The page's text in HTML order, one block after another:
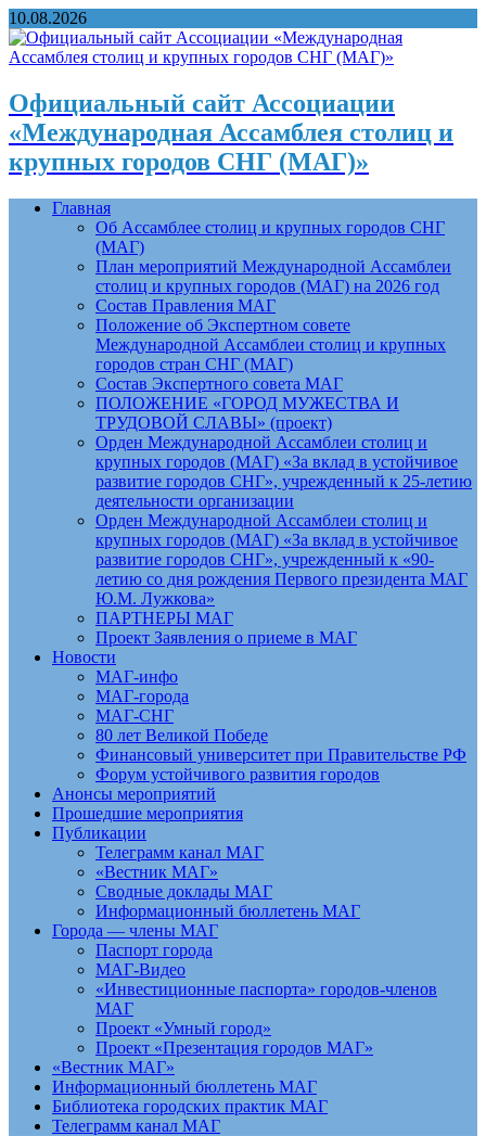
10.08.2026
Официальный сайт Ассоциации
«Международная Ассамблея столиц и
крупных городов СНГ (МАГ)»
Главная
Об Ассамблее столиц и крупных городов СНГ
(МАГ)
План мероприятий Международной Ассамблеи
столиц и крупных городов (МАГ) на 2026 год
Состав Правления МАГ
Положение об Экспертном совете
Международной Ассамблеи столиц и крупных
городов стран СНГ (МАГ)
Состав Экспертного совета МАГ
ПОЛОЖЕНИЕ «ГОРОД МУЖЕСТВА И
ТРУДОВОЙ СЛАВЫ» (проект)
Орден Международной Ассамблеи столиц и
крупных городов (МАГ) «За вклад в устойчивое
развитие городов СНГ», учрежденный к 25-летию
деятельности организации
Орден Международной Ассамблеи столиц и
крупных городов (МАГ) «За вклад в устойчивое
развитие городов СНГ», учрежденный к «90-
летию со дня рождения Первого президента МАГ
Ю.М. Лужкова»
ПАРТНЕРЫ МАГ
Проект Заявления о приеме в МАГ
Новости
МАГ-инфо
МАГ-города
МАГ-СНГ
80 лет Великой Победе
Финансовый университет при Правительстве РФ
Форум устойчивого развития городов
Анонсы мероприятий
Прошедшие мероприятия
Публикации
Телеграмм канал МАГ
«Вестник МАГ»
Сводные доклады МАГ
Информационный бюллетень МАГ
Города — члены МАГ
Паспорт города
МАГ-Видео
«Инвестиционные паспорта» городов-членов
МАГ
Проект «Умный город»
Проект «Презентация городов МАГ»
«Вестник МАГ»
Информационный бюллетень МАГ
Библиотека городских практик МАГ
Телеграмм канал МАГ